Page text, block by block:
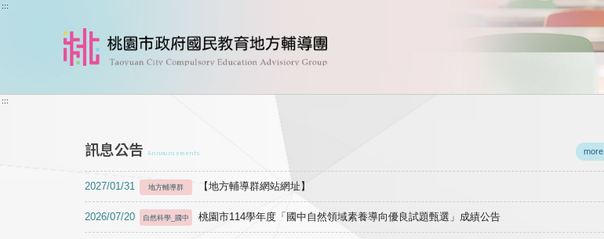
跳到主要內容
:::
:::
訊息公告 Announcements more
2027/01/31 地方輔導群 【地方輔導群網站網址】
2026/07/20 自然科學_國中 桃園市114學年度「國中自然領域素養導向優良試題甄選」成績公告